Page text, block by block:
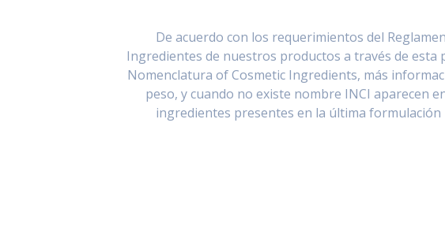
De acuerdo con los requerimientos del
Ingredientes de nuestros productos a través de
Nomenclatura of Cosmetic Ingredients, más
peso, y cuando no existe nombre INCI aparecen
ingredientes presentes en la última